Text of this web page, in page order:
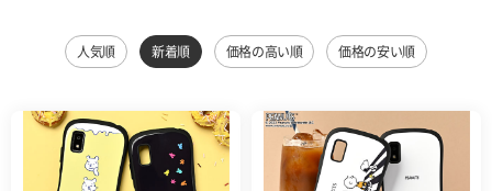
人気順 新着順 価格の高い順 価格の安い順